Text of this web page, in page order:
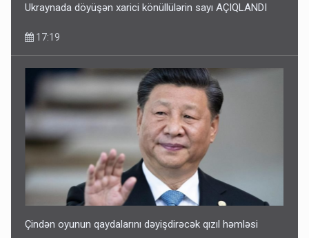
Ukraynada döyüşən xarici könüllülərin sayı AÇIQLANDI
17:19
Çindən oyunun qaydalarını dəyişdirəcək qızıl həmləsi